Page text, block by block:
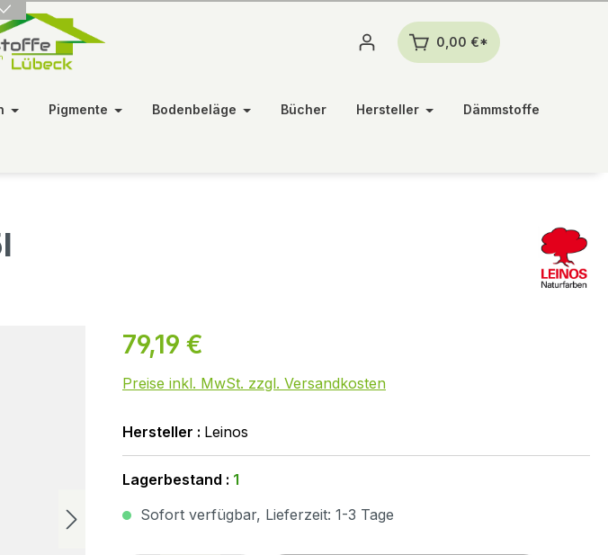
0,00 €*
Pigmente Bodenbeläge Bücher Hersteller Dämmstoffe
79,19 €
Preise inkl. MwSt. zzgl. Versandkosten
Hersteller : Leinos
Lagerbestand : 1
Sofort verfügbar, Lieferzeit: 1-3 Tage